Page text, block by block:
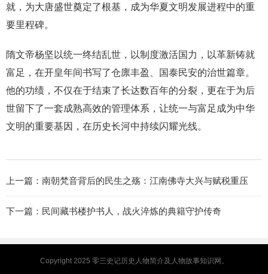
就，为大唐盛世奠定了根基，成为华夏文明发展进程中的重
要里程碑。
隋文帝杨坚以统一终结乱世，以制度激活国力，以革新铸就
富足，在开皇年间书写了仓廪丰盈、国泰民安的治世篇章。
他的功绩，不仅在于结束了长达数百年的分裂，更在于为后
世留下了一套成熟高效的管理体系，让统一与富足成为中华
文明的重要基因，在历史长河中持续闪耀光线。
上一篇： 南朝梵音背后的民生之殇：江南佛寺大兴与赋税重压
下一篇： 民间藏书楼护书人，战火淬炼的典籍守护传奇
Copyright 2025 零三史记历史人物简介及人物故事知识网。